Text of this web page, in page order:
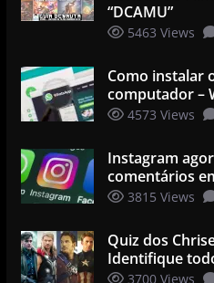
“DCAMU”
5463 Views
Como instalar
computador –
4573 Views
Instagram
comentários
3815 Views
Quiz dos
Identifique
3700 Views